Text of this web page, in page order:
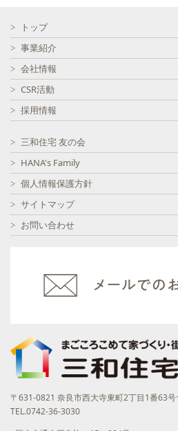
トップ
事業紹介
会社情報
CSR活動
採用情報
三和住宅 友の会
HANA's Family
個人情報保護方針
サイトマップ
お問い合わせ
〒631-0821 奈良市西大寺東町2丁目1番63
TEL.0742-36-3030